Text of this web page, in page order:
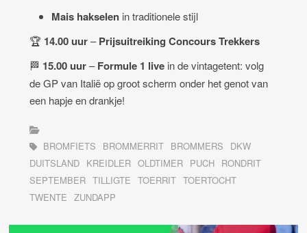
Mais hakselen in traditionele stijl
🏆 14.00 uur–Prijsuitreiking Concours Trekkers
🏁 15.00 uur–Formule 1 live in de vintagetent: volg
de GP van Italië op groot scherm onder het genot van
een hapje en drankje!
BROMFIETS BROMMERRIT BROMMERS
DKW
DUITSLAND KREIDLER OLDTIMER PUCH RONDRIT
SEPTEMBER TILLIGTE TOERRIT TOERTOCHT
TWENTE
ZUNDAPP